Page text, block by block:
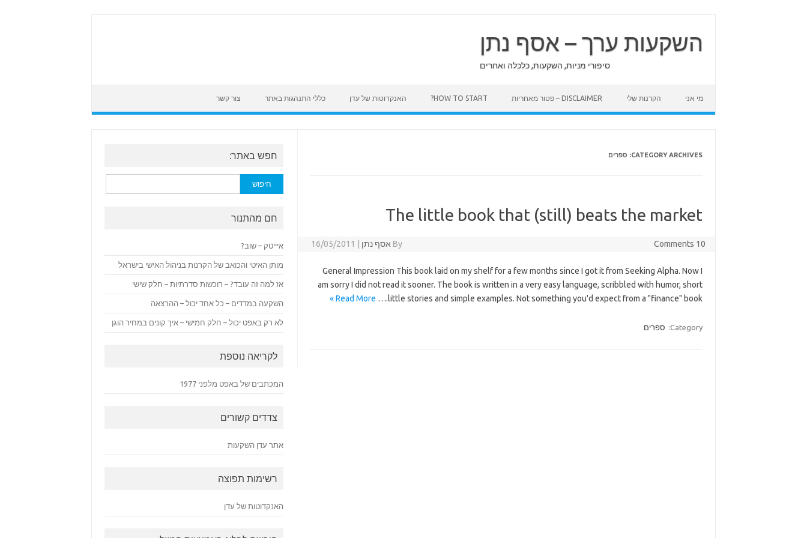
השקעות ערך – אסף נתן
סיפורי מניות, השקעות, כלכלה ואחרים
מי אני הקרנות שלי DISCLAIMER – פטור מאחריות HOW TO START? האנקדוטות של עדן כללי התנהגות באתר צור קשר
CATEGORY ARCHIVES: ספרים
The little book that (still) beats the market
By אסף נתן 16/05/2011 10 Comments
General Impression This book laid on my shelf for a few months since I got it from Seeking Alpha. Now I
am sorry I did not read it sooner. The book is written in a very easy language, scribbled with humor, short
little stories and simple examples. Not something you'd expect from a "finance" book.…
Read More »
Category: ספרים
חפש באתר:
חיפוש:
חם מהתנור
איייטק – שוב?
מותן האיטי והכואב של הקרנות בניהול האישי בישראל
אז למה זה עובד? – רוכשות סדרתיות – חלק שישי
השקעה במדדים – כל אחד יכול – ההרצאה
לא רק באפט יכול – חלק חמישי – איך קונים במחיר הוגן
לקריאה נוספת
המכתבים של באפט מלפני 1977
צדדים קשורים
אתר עדן השקעות
רשימות תפוצה
האנקדוטות של עדן